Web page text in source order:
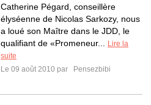
Catherine Pégard, conseillère
élyséenne de Nicolas Sarkozy, nous
a loué son Maître dans le JDD, le
qualifiant de «Promeneur...
Lire la
suite
Le 09 août 2010 par
Pensezbibi